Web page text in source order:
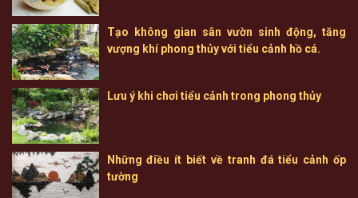
Tạo không gian sân vườn sinh động, tăng
vượng khí phong thủy với tiểu cảnh hồ cá.
Lưu ý khi chơi tiểu cảnh trong phong thủy
Những điều ít biết về tranh đá tiểu cảnh ốp
tường